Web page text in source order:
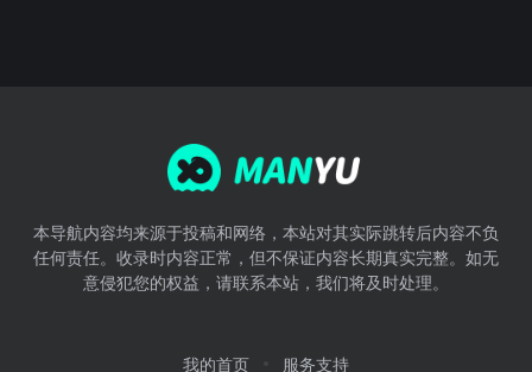
本导航内容均来源于投稿和网络，本站对其实际跳转后内容不负
任何责任。收录时内容正常，但不保证内容长期真实完整。如无
意侵犯您的权益，请联系本站，我们将及时处理。
我的首页 服务支持